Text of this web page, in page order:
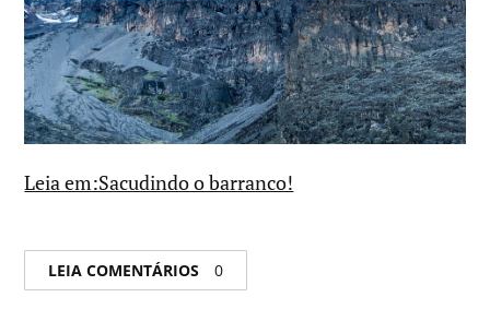
Leia em:Sacudindo o barranco!
LEIA COMENTÁRIOS 0